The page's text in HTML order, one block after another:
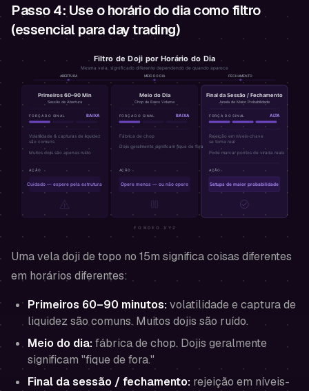
Passo 4: Use o horário do dia como filtro
(essencial para day trading)
Uma vela doji de topo no 15m significa coisas diferentes
em horários diferentes:
Primeiros 60–90 minutos:volatilidade e captura de
liquidez são comuns. Muitos dojis são ruído.
Meio do dia:fábrica de chop. Dojis geralmente
significam "fique de fora."
Final da sessão / fechamento: rejeição em níveis-